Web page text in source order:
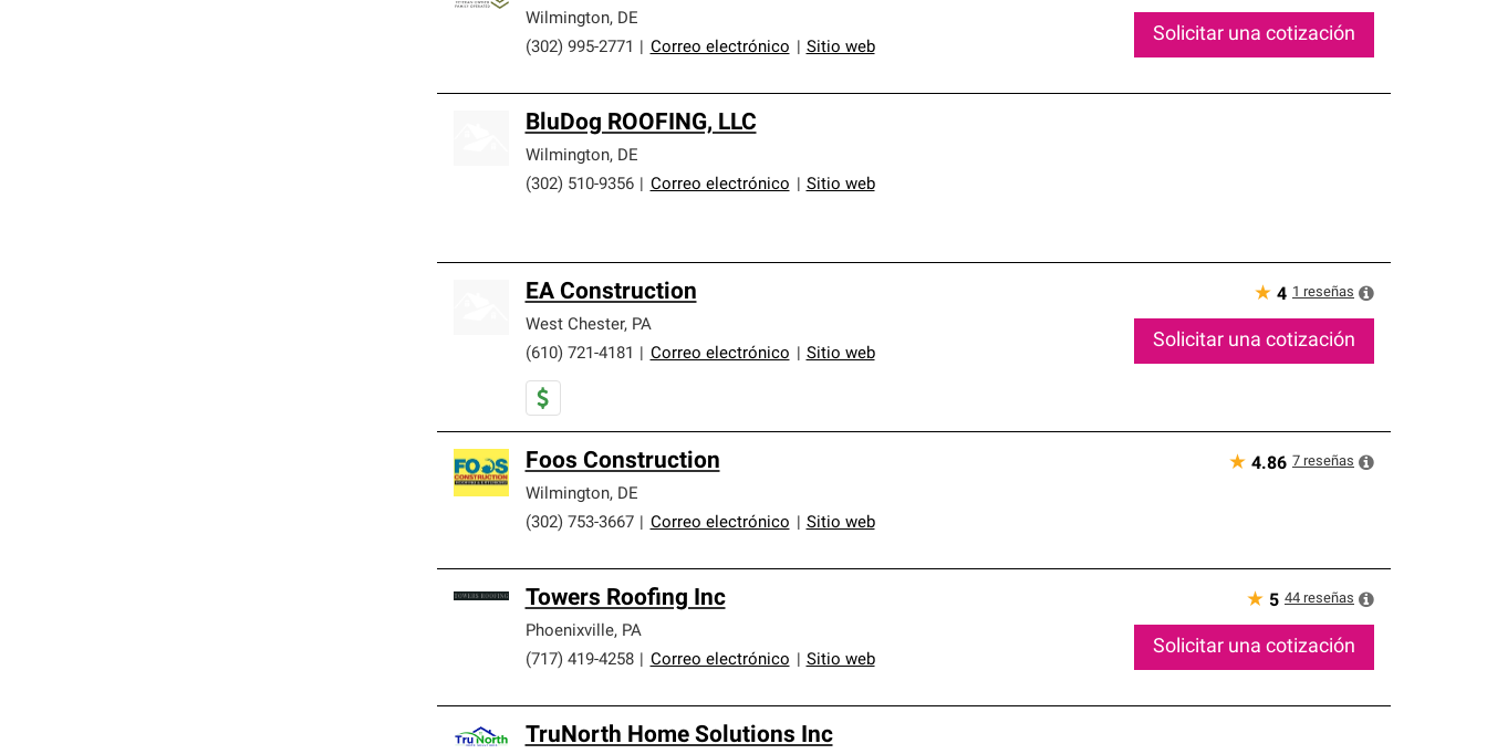
Wilmington, DE
(302) 995-2771
Correo electrónico Sitio web
Solicitar una cotización
BluDog ROOFING, LLC
Wilmington, DE
(302) 510-9356
Correo electrónico Sitio web
EA Construction
West Chester, PA
(610) 721-4181
Correo electrónico Sitio web
★ 4 1 reseñas
Solicitar una cotización
Foos Construction
Wilmington, DE
(302) 753-3667
Correo electrónico Sitio web
★ 4.86 7 reseñas
Towers Roofing Inc
Phoenixville, PA
(717) 419-4258
Correo electrónico Sitio web
★ 5 44 reseñas
Solicitar una cotización
TruNorth Home Solutions Inc